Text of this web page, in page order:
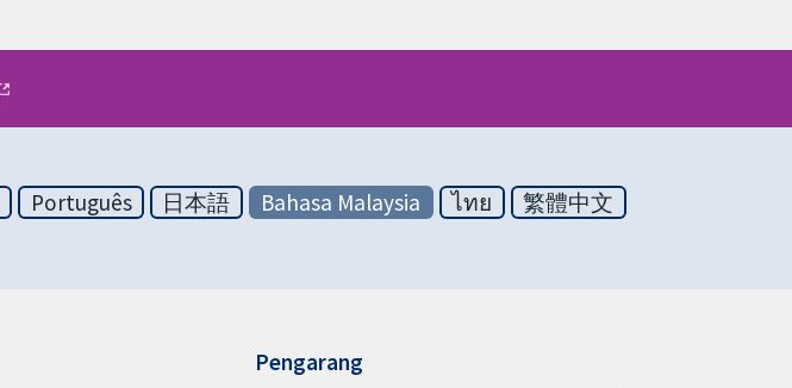
Português 日本語 Bahasa Malaysia ไทย
繁體中文
Pengarang